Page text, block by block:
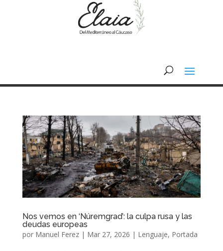
Nos vemos en ‘Núremgrad’: la culpa rusa y las
deudas europeas
por Manuel Ferez| Mar 27, 2026 | Lenguaje, Portada